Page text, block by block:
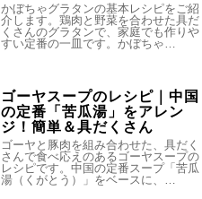
かぼちゃグラタンの基本レシピをご紹
介します。鶏肉と野菜を合わせた具だ
くさんのグラタンで、家庭でも作りや
すい定番の一皿です。かぼちゃ…
ゴーヤスープのレシピ｜中国
の定番「苦瓜湯」をアレン
ジ！簡単＆具だくさん
ゴーヤと豚肉を組み合わせた、具だく
さんで食べ応えのあるゴーヤスープの
レシピです。中国の定番スープ「苦瓜
湯（くがとう）」をベースに、…